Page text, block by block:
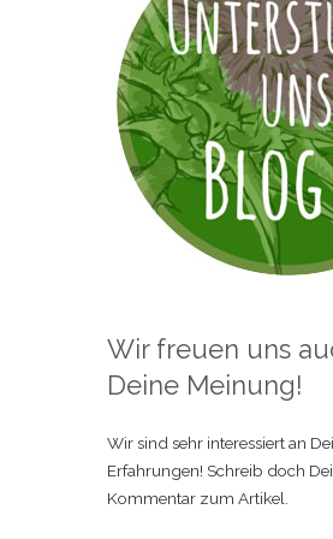
Wir freuen uns
Deine Meinung!
Wir sind sehr interessiert an
Erfahrungen! Schreib doch
Kommentar zum Artikel.